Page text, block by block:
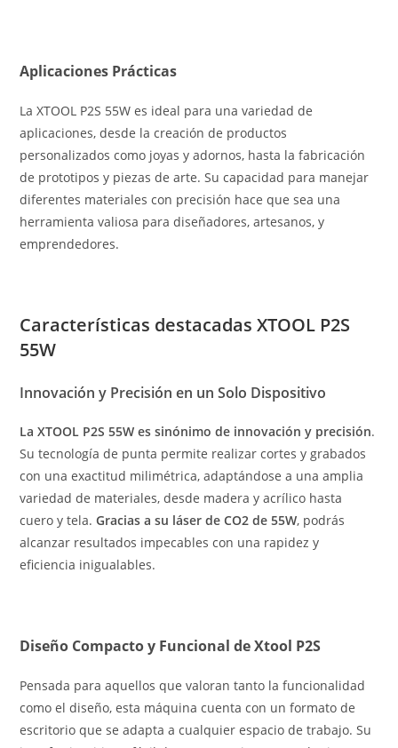
Aplicaciones Prácticas
La XTOOL P2S 55W es ideal para una variedad de
aplicaciones, desde la creación de productos
personalizados como joyas y adornos, hasta la fabricación
de prototipos y piezas de arte. Su capacidad para manejar
diferentes materiales con precisión hace que sea una
herramienta valiosa para diseñadores, artesanos, y
emprendedores.
Características destacadas XTOOL P2S
55W
Innovación y Precisión en un Solo Dispositivo
La XTOOL P2S 55W es sinónimo de innovación y precisión.
Su tecnología de punta permite realizar cortes y grabados
con una exactitud milimétrica, adaptándose a una amplia
variedad de materiales, desde madera y acrílico hasta
cuero y tela.Gracias a su láser de CO2 de 55W, podrás
alcanzar resultados impecables con una rapidez y
eficiencia inigualables.
Diseño Compacto y Funcional de Xtool P2S
Pensada para aquellos que valoran tanto la funcionalidad
como el diseño, esta máquina cuenta con un formato de
escritorio que se adapta a cualquier espacio de trabajo. Su